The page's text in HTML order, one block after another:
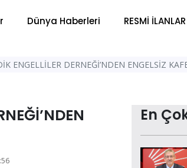
Dünya Haberleri RESMİ İLANLAR
ENGELLİLER DERNEĞİ’NDEN ENGELSİZ
En